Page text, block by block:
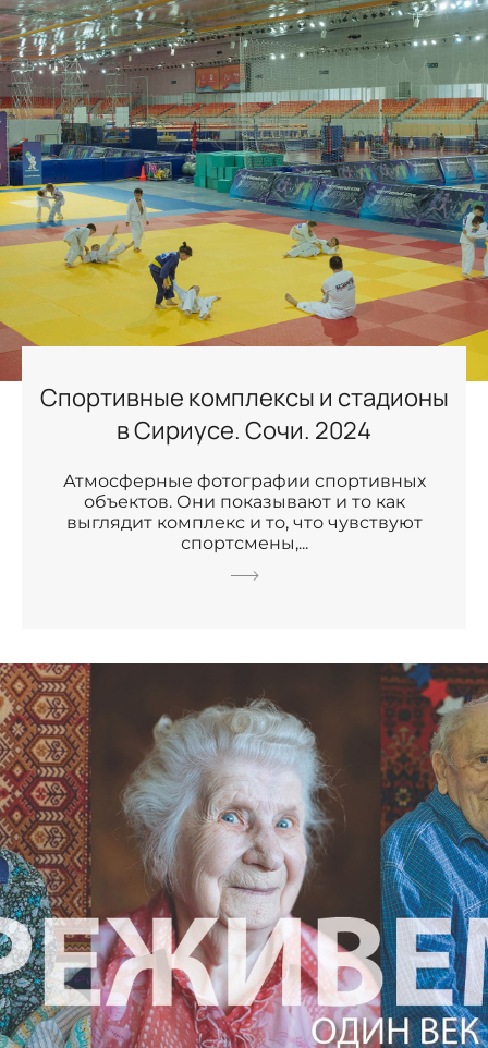
Спортивные комплексы и стадионы
в Сириусе. Сочи. 2024
Атмосферные фотографии спортивных
объектов. Они показывают и то как
выглядит комплекс и то, что чувствуют
спортсмены,...